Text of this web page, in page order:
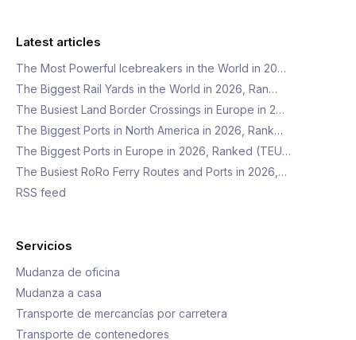
Latest articles
The Most Powerful Icebreakers in the World in 20…
The Biggest Rail Yards in the World in 2026, Ran…
The Busiest Land Border Crossings in Europe in 2…
The Biggest Ports in North America in 2026, Rank…
The Biggest Ports in Europe in 2026, Ranked (TEU…
The Busiest RoRo Ferry Routes and Ports in 2026,…
RSS feed
Servicios
Mudanza de oficina
Mudanza a casa
Transporte de mercancías por carretera
Transporte de contenedores